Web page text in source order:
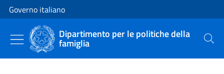
Vai al contenuto
Vai alla navigazione del sito
Governo italiano
Dipartimento per le politiche della
famiglia Cerca